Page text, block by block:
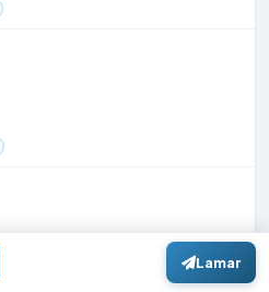
Lamar